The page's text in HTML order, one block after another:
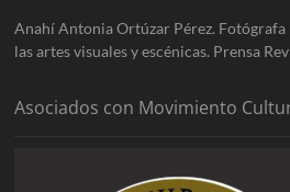
Anahí Antonia Ortúzar Pérez.
las artes visuales y escénicas. Prensa
Asociados con Movimiento